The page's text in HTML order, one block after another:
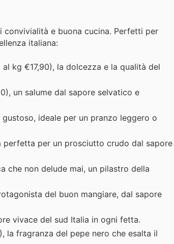
convivialità e buona cucina. Perfetti per
italiana:
kg €17,90), la dolcezza e la qualità del
un salume dal sapore selvatico e
ideale per un pranzo leggero o
per un prosciutto crudo dal sapore
che non delude mai, un pilastro della
del buon mangiare, dal sapore
vivace del sud Italia in ogni fetta.
la fragranza del pepe nero che esalta il